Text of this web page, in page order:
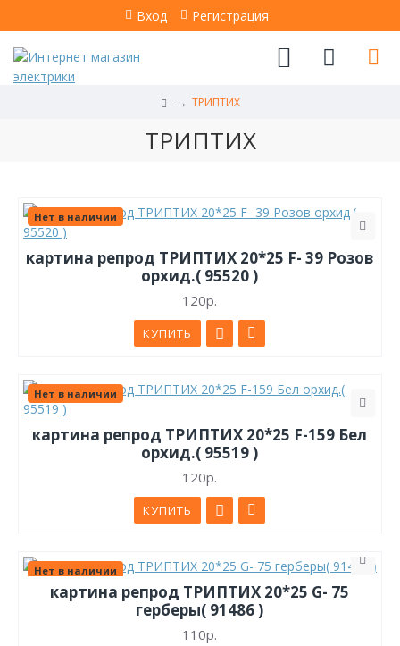
Вход Регистрация
ТРИПТИХ
ТРИПТИХ
Нет в наличии
картина репрод ТРИПТИХ 20*25 F- 39 Розов
орхид.( 95520 )
120р.
КУПИТЬ
Нет в наличии
картина репрод ТРИПТИХ 20*25 F-159 Бел
орхид.( 95519 )
120р.
КУПИТЬ
Нет в наличии
картина репрод ТРИПТИХ 20*25 G- 75
герберы( 91486 )
110р.